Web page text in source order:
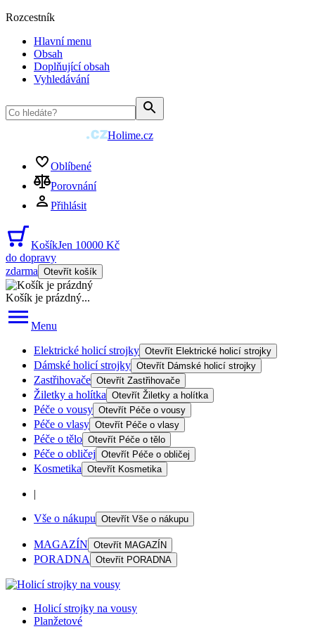
Rozcestník
Hlavní menu
Obsah
Doplňující obsah
Vyhledávání
Holime.cz
Oblíbené
Porovnání
Přihlásit
KošíkJen 10000 Kč
do dopravy
zdarma Otevřít košík
Košík je prázdný...
Menu
Elektrické holicí strojky Otevřít Elektrické holicí strojky
Dámské holicí strojky Otevřít Dámské holicí strojky
Zastřihovače Otevřít Zastřihovače
Žiletky a holítka Otevřít Žiletky a holítka
Péče o vousy Otevřít Péče o vousy
Péče o vlasy Otevřít Péče o vlasy
Péče o tělo Otevřít Péče o tělo
Péče o obličej Otevřít Péče o obličej
Kosmetika Otevřít Kosmetika
|
Vše o nákupu Otevřít Vše o nákupu
MAGAZÍN Otevřít MAGAZÍN
PORADNA Otevřít PORADNA
Holicí strojky na vousy
Planžetové